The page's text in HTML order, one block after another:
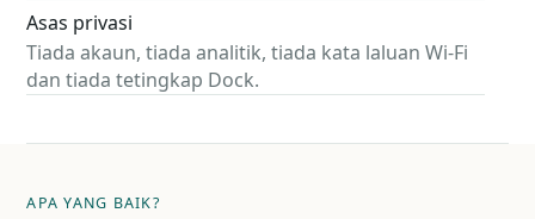
Asas privasi
Tiada akaun, tiada analitik, tiada kata laluan Wi-Fi
dan tiada tetingkap Dock.
APA YANG BAIK?